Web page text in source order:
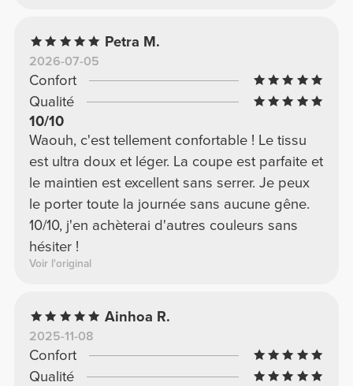
Petra M.
2026-07-05
Confort
Qualité
10/10
Waouh, c'est tellement confortable ! Le tissu
est ultra doux et léger. La coupe est parfaite et
le maintien est excellent sans serrer. Je peux
le porter toute la journée sans aucune gêne.
10/10, j'en achèterai d'autres couleurs sans
hésiter !
Voir l'original
Ainhoa R.
2025-11-08
Confort
Qualité